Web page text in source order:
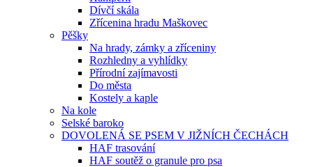
Dívčí skála
Zřícenina hradu Maškovec
Pěšky
Na hrady, zámky a zříceniny
Rozhledny a vyhlídky
Přírodní zajímavosti
Do města
Kostely a kaple
Na kole
Selské baroko
DOVOLENÁ SE PSEM V JIŽNÍCH ČECHÁCH
HAF trasování
HAF soutěž o granule pro psa